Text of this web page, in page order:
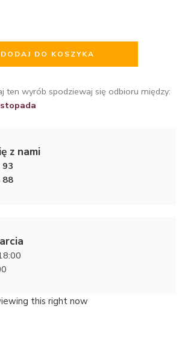
DODAJ DO KOSZYKA
ten wyrób spodziewaj się odbioru między:
z nami
93
88
this right now